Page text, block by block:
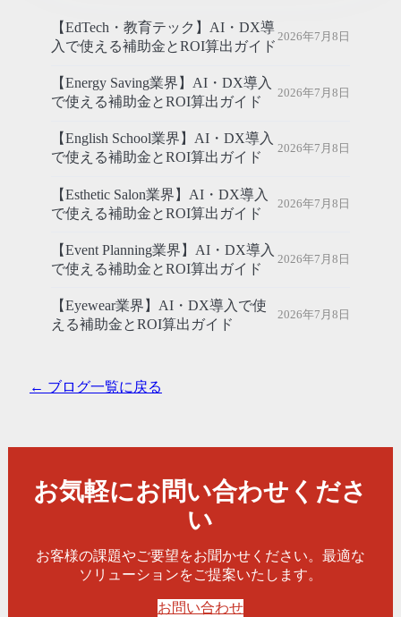
【EdTech・教育テック】AI・DX導
入で使える補助金とROI算出ガイド
2026年7月8日
【Energy Saving業界】AI・DX導入
で使える補助金とROI算出ガイド
2026年7月8日
【English School業界】AI・DX導入
で使える補助金とROI算出ガイド
2026年7月8日
【Esthetic Salon業界】AI・DX導入
で使える補助金とROI算出ガイド
2026年7月8日
【Event Planning業界】AI・DX導入
で使える補助金とROI算出ガイド
2026年7月8日
【Eyewear業界】AI・DX導入で使
える補助金とROI算出ガイド
2026年7月8日
← ブログ一覧に戻る
お気軽にお問い合わせくださ
い
お客様の課題やご要望をお聞かせください。最適な
ソリューションをご提案いたします。
お問い合わせ